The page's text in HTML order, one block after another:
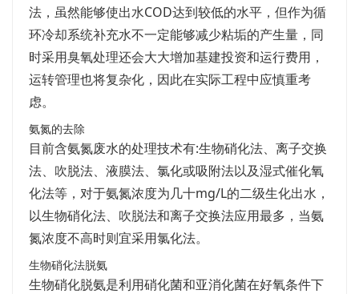
法，虽然能够使出水COD达到较低的水平，但作为循
环冷却系统补充水不一定能够减少粘垢的产生量，同
时采用臭氧处理还会大大增加基建投资和运行费用，
运转管理也将复杂化，因此在实际工程中应慎重考
虑。
氨氮的去除
目前含氨氮废水的处理技术有:生物硝化法、离子交换
法、吹脱法、液膜法、氯化或吸附法以及湿式催化氧
化法等，对于氨氮浓度为几十mg/L的二级生化出水，
以生物硝化法、吹脱法和离子交换法应用最多，当氨
氮浓度不高时则宜采用氯化法。
生物硝化法脱氨
生物硝化脱氨是利用硝化菌和亚消化菌在好氧条件下